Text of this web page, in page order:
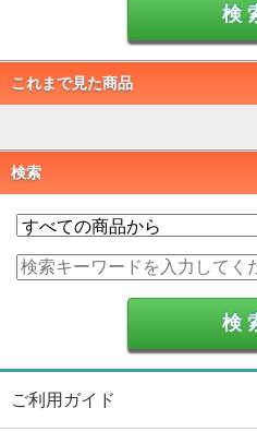
これまで見た商品
検索
ご利用ガイド